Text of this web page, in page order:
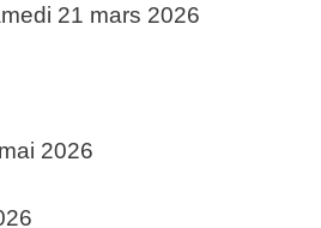
21 mars 2026
2026